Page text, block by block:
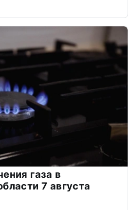
газа в
7 августа